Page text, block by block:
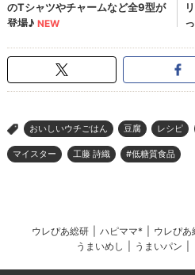
> おいしいウチごはん 豆腐 レシピ
マイスター 工藤 詩織 #低糖質食品
ウレぴあ総研 ハピママ* ウレぴあ
うまいめし
うまいパン